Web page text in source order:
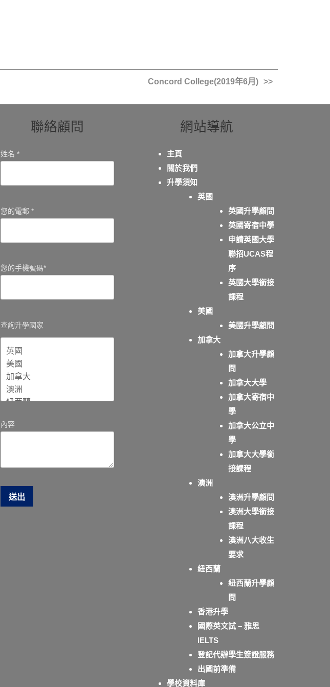
Concord College(2019年6月)
聯絡顧問
姓名 *
您的電郵 *
您的手機號碼*
查詢升學國家
內容
網站導航
主頁
關於我們
升學須知
英國
英國升學顧問
英國寄宿中學
申請英國大學
聯招UCAS程
序
英國大學銜接
課程
美國
美國升學顧問
加拿大
加拿大升學顧
問
加拿大大學
加拿大寄宿中
學
加拿大公立中
學
加拿大大學銜
接課程
澳洲
澳洲升學顧問
澳洲大學銜接
課程
澳洲八大收生
要求
紐西蘭
紐西蘭升學顧
問
香港升學
國際英文試 – 雅思
IELTS
登記代辦學生簽證服務
出國前準備
學校資料庫